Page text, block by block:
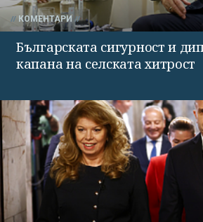
КОМЕНТАРИ
Българската сигурност и
капана на селската хитрост